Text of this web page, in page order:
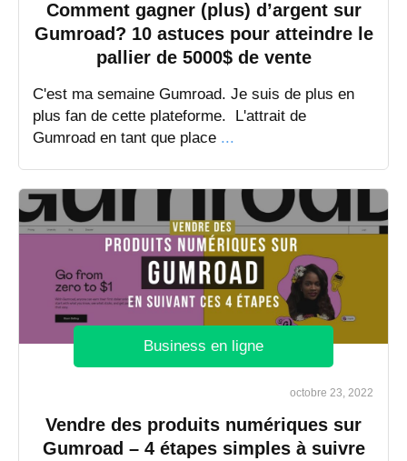
Comment gagner (plus) d’argent sur
Gumroad? 10 astuces pour atteindre le
pallier de 5000$ de vente
C'est ma semaine Gumroad. Je suis de plus en
plus fan de cette plateforme. L'attrait de
Gumroad en tant que place ...
Business en ligne
octobre 23, 2022
Vendre des produits numériques sur
Gumroad – 4 étapes simples à suivre